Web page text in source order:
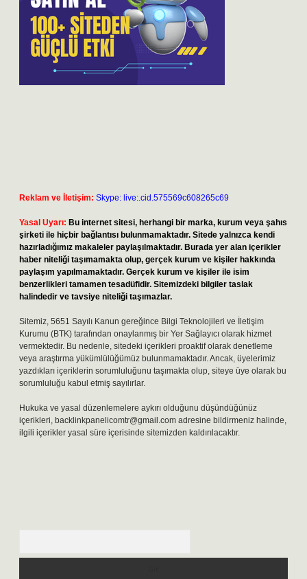
Reklam ve İletişim: Skype: live:.cid.575569c608265c69
Yasal Uyarı: Bu internet sitesi, herhangi bir marka, kurum veya şahıs
şirketi ile hiçbir bağlantısı bulunmamaktadır. Sitede yalnızca kendi
hazırladığımız makaleler paylaşılmaktadır. Burada yer alan içerikler
haber niteliği taşımamakta olup, gerçek kurum ve kişiler hakkında
paylaşım yapılmamaktadır. Gerçek kurum ve kişiler ile isim
benzerlikleri tamamen tesadüfidir. Sitemizdeki bilgiler taslak
halindedir ve tavsiye niteliği taşımazlar.
Sitemiz, 5651 Sayılı Kanun gereğince Bilgi Teknolojileri ve İletişim
Kurumu (BTK) tarafından onaylanmış bir Yer Sağlayıcı olarak hizmet
vermektedir. Bu nedenle, sitedeki içerikleri proaktif olarak denetleme
veya araştırma yükümlülüğümüz bulunmamaktadır. Ancak, üyelerimiz
yazdıkları içeriklerin sorumluluğunu taşımakta olup, siteye üye olarak bu
sorumluluğu kabul etmiş sayılırlar.
Hukuka ve yasal düzenlemelere aykırı olduğunu düşündüğünüz
içerikleri, backlinkpanelicomtr@gmail.com adresine bildirmeniz halinde,
ilgili içerikler yasal süre içerisinde sitemizden kaldırılacaktır.